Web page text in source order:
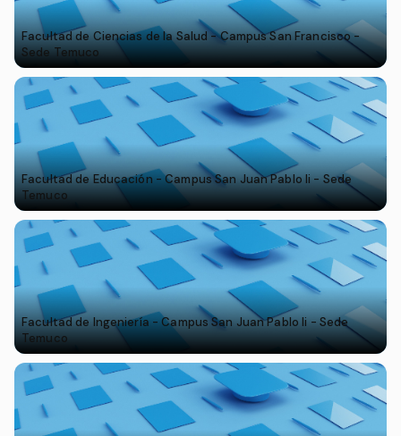
Facultad de Ciencias de la Salud - Campus San Francisco -
Sede Temuco
Facultad de Educación - Campus San Juan Pablo Ii - Sede
Temuco
Facultad de Ingeniería - Campus San Juan Pablo Ii - Sede
Temuco